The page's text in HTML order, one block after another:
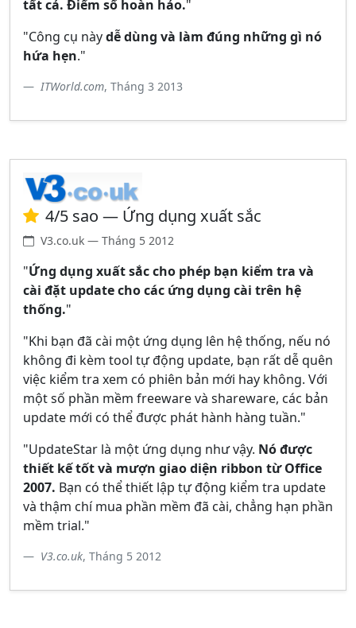
tất cả. Điểm số hoàn hảo."
"Công cụ nàydễ dùng và làm đúng những gì nó
hứa hẹn."
ITWorld.com, Tháng 3 2013
4/5 sao — Ứng dụng xuất sắc
V3.co.uk — Tháng 5 2012
"Ứng dụng xuất sắc cho phép bạn kiểm tra và
cài đặt update cho các ứng dụng cài trên hệ
thống."
"Khi bạn đã cài một ứng dụng lên hệ thống, nếu nó
không đi kèm tool tự động update, bạn rất dễ quên
việc kiểm tra xem có phiên bản mới hay không. Với
một số phần mềm freeware và shareware, các bản
update mới có thể được phát hành hàng tuần."
"UpdateStar là một ứng dụng như vậy. Nó được
thiết kế tốt và mượn giao diện ribbon từ Office
2007. Bạn có thể thiết lập tự động kiểm tra update
và thậm chí mua phần mềm đã cài, chẳng hạn phần
mềm trial."
V3.co.uk, Tháng 5 2012